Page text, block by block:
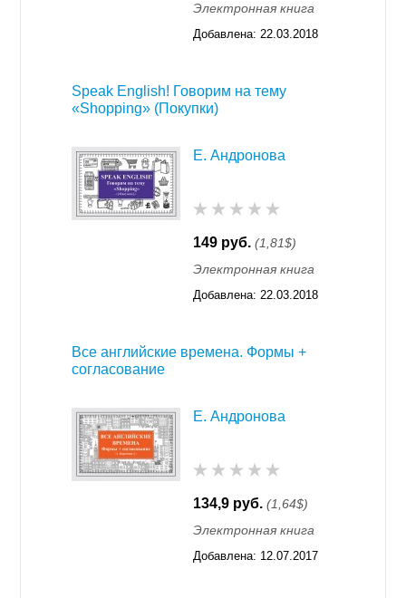
Электронная книга
Добавлена: 22.03.2018
Speak English! Говорим на тему
«Shopping» (Покупки)
Е. Андронова
149 руб. (1,81$)
Электронная книга
Добавлена: 22.03.2018
Все английские времена. Формы +
согласование
Е. Андронова
134,9 руб. (1,64$)
Электронная книга
Добавлена: 12.07.2017